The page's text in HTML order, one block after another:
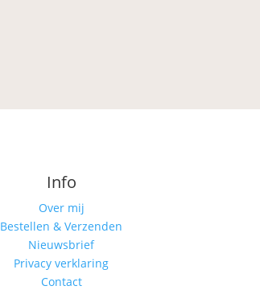
Info
Over mij
Bestellen & Verzenden
Nieuwsbrief
Privacy verklaring
Contact